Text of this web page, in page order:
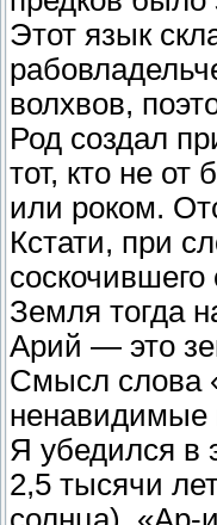
Этот язык
волхвов,
Род создал
тот, кто не
или роком.
Кстати, при
Земля тогда
Арий — это
Смысл слова
ненавидимые
Я убедился в
2,5 тысячи